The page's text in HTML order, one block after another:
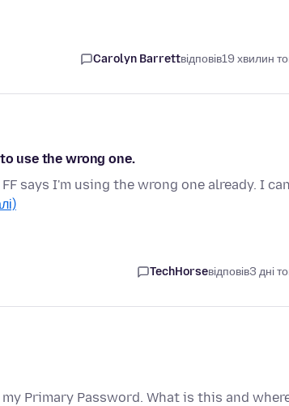
Carolyn Barrettвідповів19 хвилин
use the wrong one.
says I'm using the wrong one already. I
TechHorseвідповів3 дні
Primary Password. What is this and